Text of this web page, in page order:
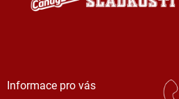
Informace pro vás